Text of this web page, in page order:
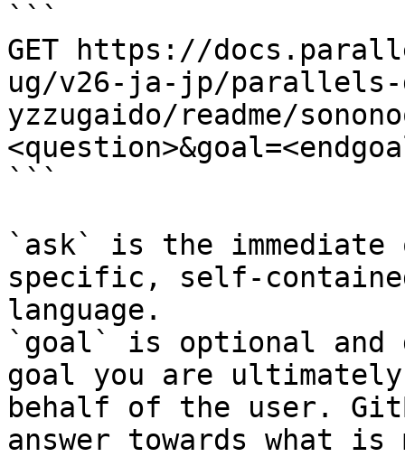
```
GET https://
ug/v26-ja-jp/parallels-
yzzugaido/readme/
```
`ask` is the
specific, self-
language.
`goal` is optional and
goal you are
behalf of the user.
answer towards what